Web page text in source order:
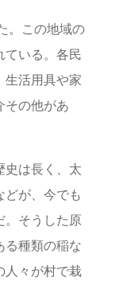
。この地域の
ている。各民
生活用具や家
その他があ
史は長く、太
どが、今でも
。そうした原
る種類の稲な
人々が村で栽